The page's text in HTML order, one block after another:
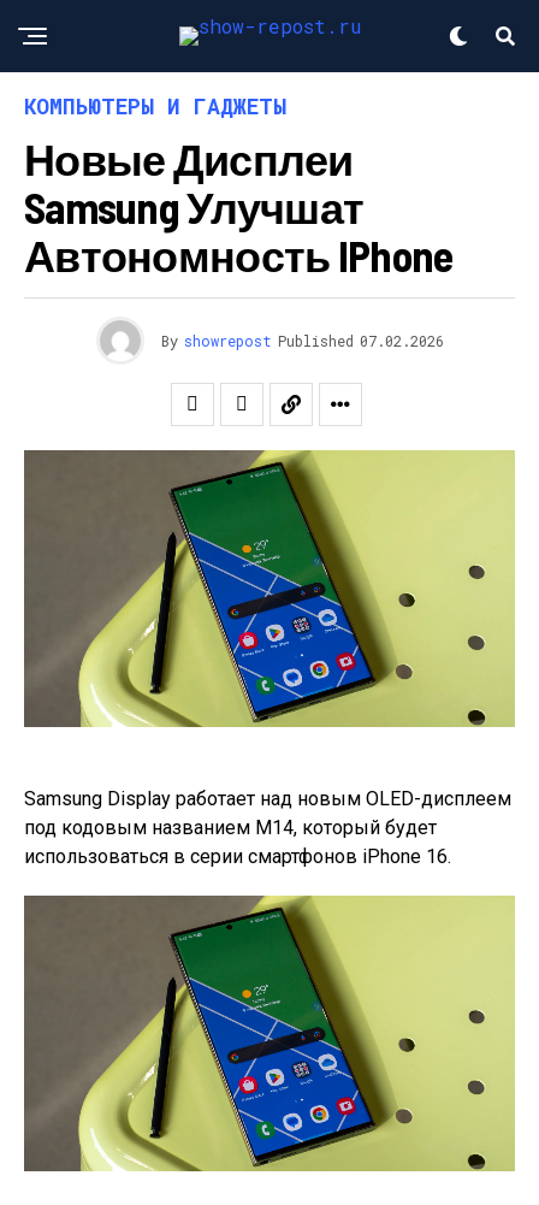
КОМПЬЮТЕРЫ И ГАДЖЕТЫ
Новые Дисплеи
Samsung Улучшат
Автономность IPhone
By showrepost Published 07.02.2026
Samsung Display работает над новым OLED-дисплеем
под кодовым названием M14, который будет
использоваться в серии смартфонов iPhone 16.